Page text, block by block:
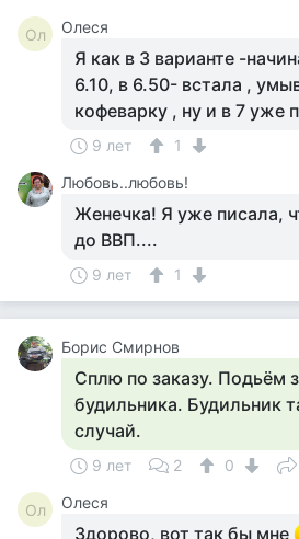
Ол Олеся
Я как в 3 варианте -
6.10, в 6.50- встала ,
кофеварку , ну и в 7 уже
9 лет
1
Любовь..любовь!
Женечка! Я уже писала,
до ВВП....
9 лет 1
Борис Смирнов
Сплю по заказу. Подьём
будильника. Будильник
случай.
9 лет 2 0
Ол Олеся
Здорово, вот так бы мне